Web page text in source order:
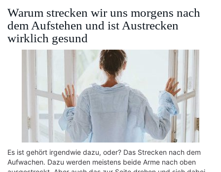
Warum strecken wir uns morgens nach
dem Aufstehen und ist Austrecken
wirklich gesund
Es ist gehört irgendwie dazu, oder? Das Strecken nach dem
Aufwachen. Dazu werden meistens beide Arme nach oben